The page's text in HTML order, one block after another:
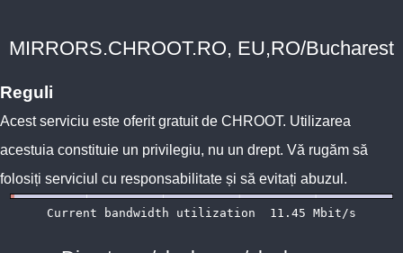
MIRRORS.CHROOT.RO, EU,RO/Bucharest
Reguli
Acest serviciu este oferit gratuit de CHROOT. Utilizarea
acestuia constituie un privilegiu, nu un drept. Vă rugăm să
folosiți serviciul cu responsabilitate și să evitați abuzul.